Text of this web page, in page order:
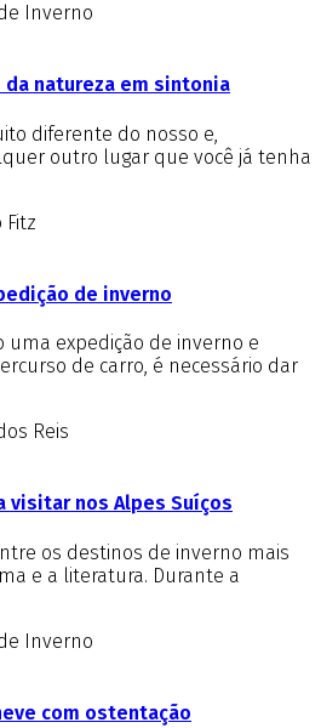
Inverno
natureza em sintonia
diferente do nosso e,
outro lugar que você já tenha
Fitz
de inverno
uma expedição de inverno e
de carro, é necessário dar
Reis
visitar nos Alpes Suíços
os destinos de inverno mais
e a literatura. Durante a
Inverno
com ostentação